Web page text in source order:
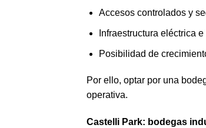
Accesos controlados y
Infraestructura eléctrica
Posibilidad de
Por ello, optar por una
operativa.
Castelli Park: bodegas